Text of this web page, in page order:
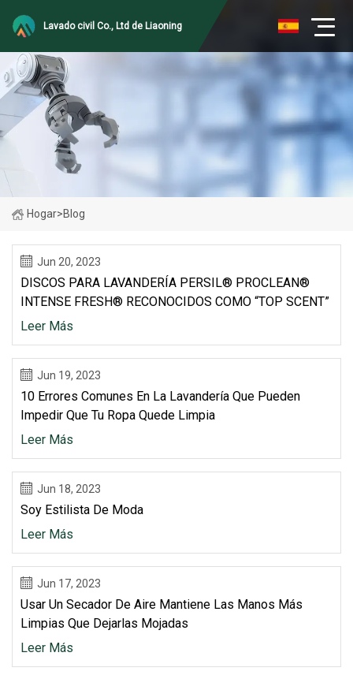
Lavado civil Co., Ltd de Liaoning
Hogar>Blog
Jun 20, 2023
DISCOS PARA LAVANDERÍA PERSIL® PROCLEAN®
INTENSE FRESH® RECONOCIDOS COMO “TOP SCENT”
Leer Más
Jun 19, 2023
10 Errores Comunes En La Lavandería Que Pueden
Impedir Que Tu Ropa Quede Limpia
Leer Más
Jun 18, 2023
Soy Estilista De Moda
Leer Más
Jun 17, 2023
Usar Un Secador De Aire Mantiene Las Manos Más
Limpias Que Dejarlas Mojadas
Leer Más